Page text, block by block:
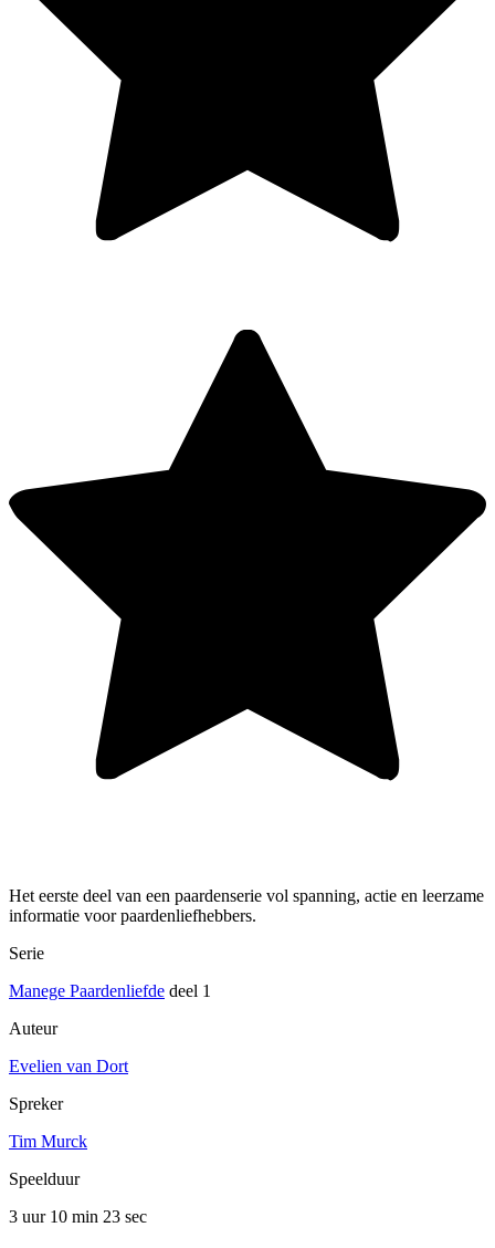
Het eerste deel van een paardenserie vol spanning, actie en leerzame
informatie voor paardenliefhebbers.
Serie
Manege Paardenliefde deel 1
Auteur
Evelien van Dort
Spreker
Tim Murck
Speelduur
3 uur 10 min 23 sec